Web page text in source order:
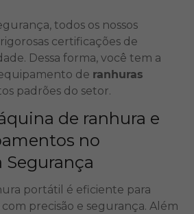
todos os nossos
certificações de
Dessa forma, você tem a
de ranhuras
padrões do setor.
de ranhura e
no
portátil é eficiente para
precisão e segurança. Além